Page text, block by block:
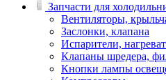
Запчасти для
Вентиляторы,
Заслонки, клапана
Испарители,
Клапаны шредера,
Кнопки лампы